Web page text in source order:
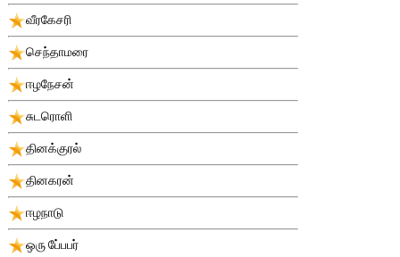
வீரகேசரி
செந்தாமரை
ஈழநேசன்
சுடரொளி
தினக்குரல்
தினகரன்
ஈழநாடு
ஒரு பே்பபர்